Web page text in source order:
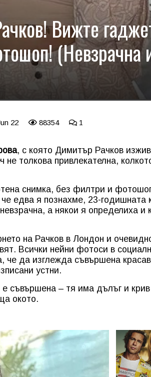
Вижте
(Невзрачна
22 88354 1
, с която Димитър Рачков
толкова привлекателна,
снимка, без филтри и
едва я познахме, 23-годишната
а някои я определиха и
на Рачков в Лондон и
Всички нейни фотоси в
че да изглежда съвършена
устни.
съвършена – тя има дълъг и
окото.